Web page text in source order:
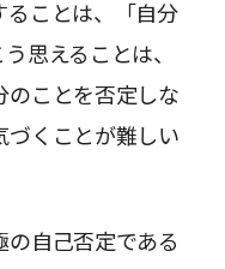
ることは、「自分
思えることは、
のことを否定しな
づくことが難しい
の自己否定である